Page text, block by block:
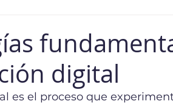
digital
es el proceso que